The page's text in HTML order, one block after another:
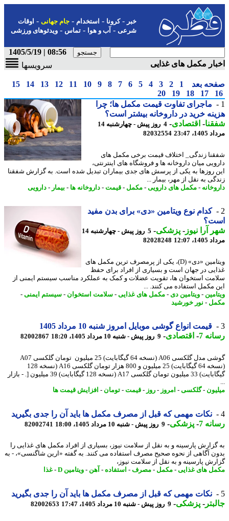
-کرونا-استخدام- جام جهانی-اوقات
شرعی-آب و هوا-تماس-ویدئوهای ورزشی
08:56 | 1405/5/19
مکمل های غذایی
سرویسها
بعد 1
2
3
4
5
6
7
8
9
10
11
12
13
14
15
17
18
19
20
ماجرای تفاوت قیمت مکمل ها؛ چرا
خرید در داروخانه بیشتر است؟
-اقتصادی-
4 روز پیش - چهارشنبه 14
23:47
82032554
زندگی_ اختلاف قیمت برخی مکمل های
میان داروخانه ها و فروشگاه های اینترنتی،
روزها به یکی از پرسش های جدی بیماران تبدیل شده است. به گزارش شفقنا
به نقل از مهر، بیمار ...
-مکمل های دارویی -مکمل-قیمت-داروخانه ها- بیمار-دارویی
کدام نوع ویتامین «دی» برای بدن مفید
آرا نیوز-پزشکی-
5 روز پیش - چهارشنبه 14
12:07
82028248
ویتامین «دی» (D)، یکی از پرمصرف ترین مکمل های
در جهان است و بسیاری از افراد برای حفظ
استخوان ها، تقویت عضلات و کمک به عملکرد مناسب سیستم ایمنی از
مکمل استفاده می کنند. ...
-ویتامین دی-مکمل های غذایی- سلامت استخوان- سیستم ایمنی-
-نور خورشید
قیمت انواع گوشی موبایل امروز شنبه 10 مرداد 1405
7
-اقتصادی-9 روز پیش - شنبه 10 مرداد 1405، 18:20 82002867
گوشی مدل گلکسی A06 (نسخه 64 گیگابایت) 25 میلیون تومان گلکسی A07
(نسخه 64 گیگابایت) 25 میلیون و 800 هزار تومان گلکسی A16 (نسخه 128
گیگابایت) 33 میلیون تومان گلکسی A17 (نسخه 128 گیگابایت) 39 میلیون [. - بازار
-گلکسی-امروز- روز- قیمت-تومان-افزایش قیمت ها
نکات مهمی که قبل از مصرف مکمل ها باید آن را جدی بگیرید
7
-پزشکی-9 روز پیش - شنبه 10 مرداد 1405، 18:00 82002741
پارسینه و به نقل از سلامت نیوز، بسیاری از افراد مکمل های غذایی را
آگاهی از نحوه صحیح مصرف استفاده می کنند. به گفته «ارین شاگنسی»، - به
پارسینه و به نقل از سلامت نیوز،
های غذایی- مکمل-مصرف- استفاده-آهن -ویتامین D -غذا
نکات مهمی که قبل از مصرف مکمل ها باید آن را جدی بگیرید
-پزشکی-9 روز پیش - شنبه 10 مرداد 1405، 17:47 82002653